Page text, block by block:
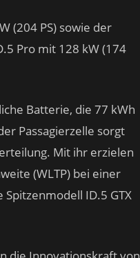
(204 PS) sowie der
Pro mit 128 kW (174
Batterie, die 77 kWh
Passagierzelle sorgt
Mit ihr erzielen
(WLTP) bei einer
ID.5 GTX